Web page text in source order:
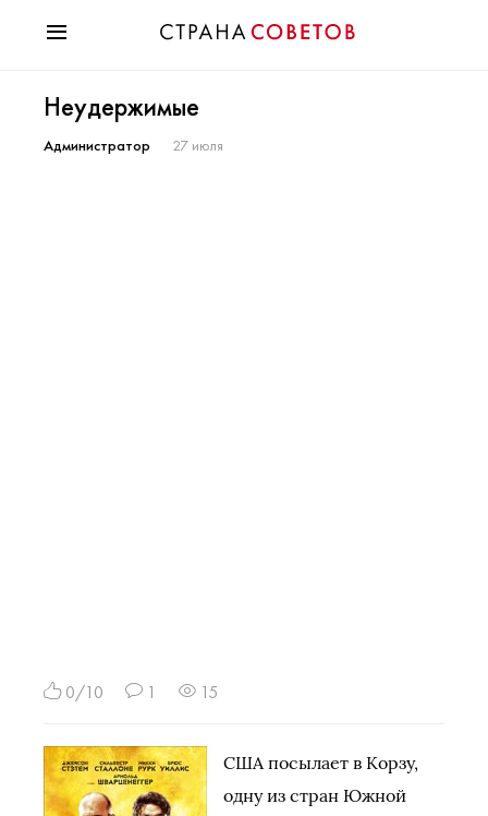
Мода
Звезды
Неудержимые
Администратор 27 июля
0/10 1 15
США посылает в Корзу,
одну из стран Южной